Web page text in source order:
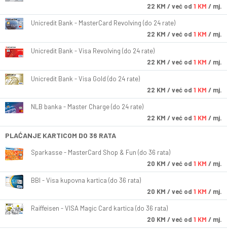
22 KM / već od 1 KM / mj.
Unicredit Bank - MasterCard Revolving (do 24 rate)
22 KM / već od 1 KM / mj.
Unicredit Bank - Visa Revolving (do 24 rate)
22 KM / već od 1 KM / mj.
Unicredit Bank - Visa Gold (do 24 rate)
22 KM / već od 1 KM / mj.
NLB banka - Master Charge (do 24 rate)
22 KM / već od 1 KM / mj.
PLAĆANJE KARTICOM DO 36 RATA
Sparkasse - MasterCard Shop & Fun (do 36 rata)
20 KM / već od 1 KM / mj.
BBI - Visa kupovna kartica (do 36 rata)
20 KM / već od 1 KM / mj.
Raiffeisen - VISA Magic Card kartica (do 36 rata)
20 KM / već od 1 KM / mj.